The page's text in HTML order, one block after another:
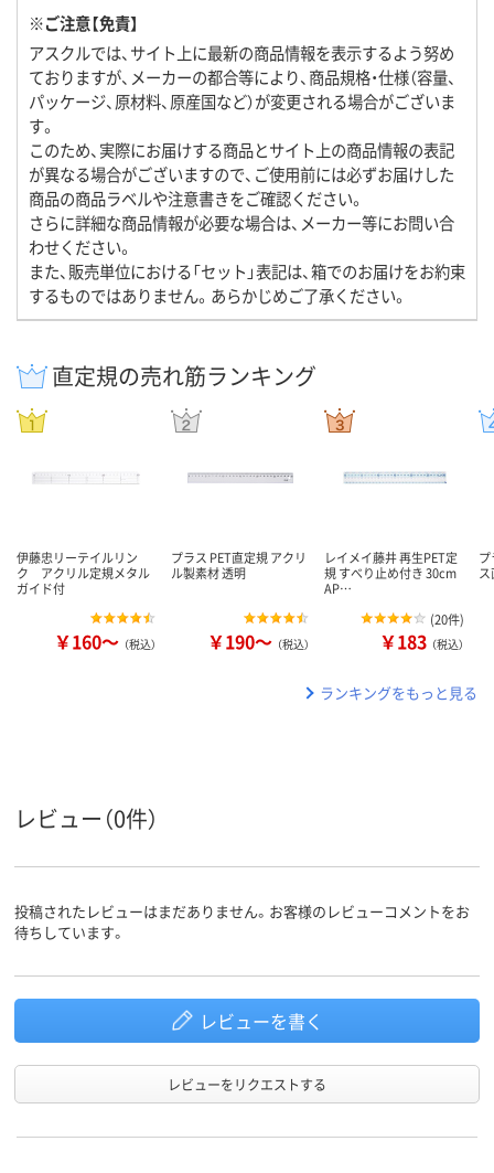
※ご注意【免責】
アスクルでは、サイト上に最新の商品情報を表示するよう努め
ておりますが、メーカーの都合等により、商品規格・仕様（容量、
パッケージ、原材料、原産国など）が変更される場合がございま
す。
このため、実際にお届けする商品とサイト上の商品情報の表記
が異なる場合がございますので、ご使用前には必ずお届けした
商品の商品ラベルや注意書きをご確認ください。
さらに詳細な商品情報が必要な場合は、メーカー等にお問い合
わせください。
また、販売単位における「セット」表記は、箱でのお届けをお約束
するものではありません。あらかじめご了承ください。
直定規の売れ筋ランキング
伊藤忠リーテイルリン
ク アクリル定規メタル
ガイド付
￥160～ （税込）
プラス PET直定規 アクリ
ル製素材 透明
￥190～ （税込）
レイメイ藤井 再生PET定
規 すべり止め付き 30cm
AP…
(20件)
￥183 （税込）
ランキングをもっと見る
レビュー（0件）
投稿されたレビューはまだありません。お客様のレビューコメントをお
待ちしています。
レビューを書く
レビューをリクエストする